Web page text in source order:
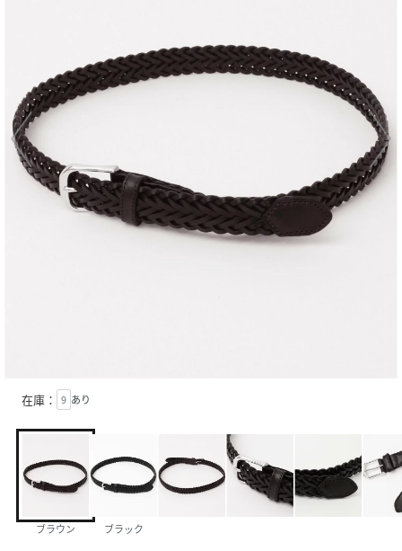
在庫： 9 あり
ブラウン ブラック